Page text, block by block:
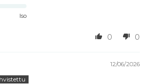
Iso
0 0
12/06/2026